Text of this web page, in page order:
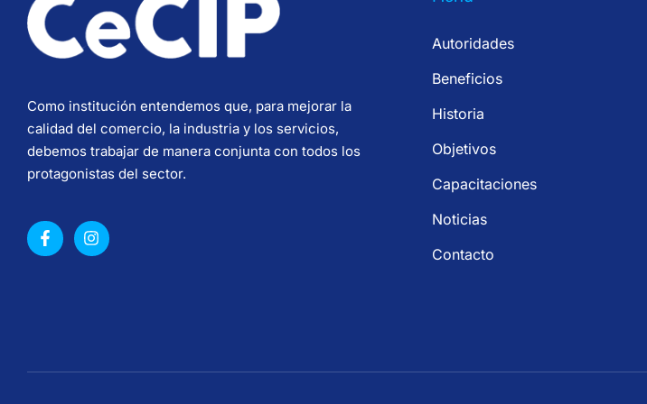
Como institución entendemos que, para mejorar la
calidad del comercio, la industria y los servicios,
debemos trabajar de manera conjunta con todos los
protagonistas del sector.
Autoridades
Beneficios
Historia
Objetivos
Capacitaciones
Noticias
Contacto